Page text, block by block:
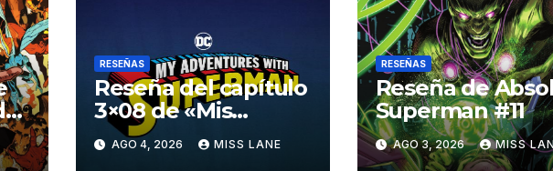
RESEÑAS
Reseña del capítulo
3×08 de «Mis
aventuras con
Superman»
AGO 4, 2026 MISS LANE
RESEÑAS
Reseña de
Superman #11
AGO 3, 2026 MISS